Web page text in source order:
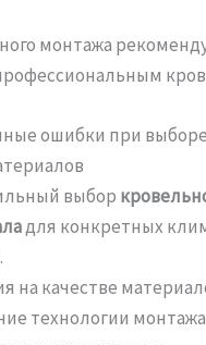
монтажа
ошибки при
выбор
для конкретных
на качестве
технологии